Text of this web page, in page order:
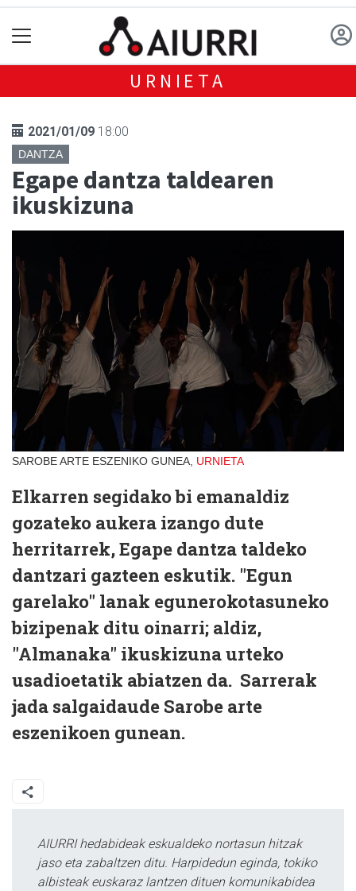
URNIETA
2021/01/09 18:00
DANTZA
Egape dantza taldearen
ikuskizuna
SAROBE ARTE ESZENIKO GUNEA, URNIETA
Elkarren segidako bi emanaldiz
gozateko aukera izango dute
herritarrek, Egape dantza taldeko
dantzari gazteen eskutik. "Egun
garelako" lanak egunerokotasuneko
bizipenak ditu oinarri; aldiz,
"Almanaka" ikuskizuna urteko
usadioetatik abiatzen da. Sarrerak
jada salgaidaude Sarobe arte
eszenikoen gunean.
AIURRI hedabideak eskualdeko nortasun hitzak
jaso eta zabaltzen ditu. Harpidedun eginda, tokiko
albisteak euskaraz lantzen dituen komunikabidea